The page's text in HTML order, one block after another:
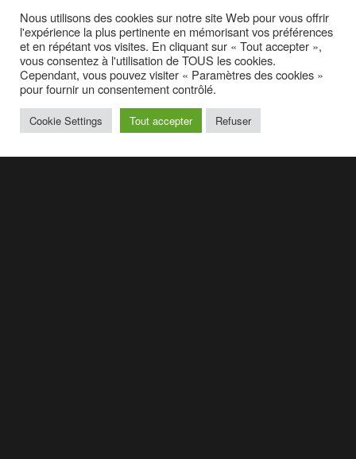
Nous utilisons des cookies sur notre site Web pour vous offrir
l'expérience la plus pertinente en mémorisant vos préférences
et en répétant vos visites. En cliquant sur « Tout accepter »,
vous consentez à l'utilisation de TOUS les cookies.
Cependant, vous pouvez visiter « Paramètres des cookies »
pour fournir un consentement contrôlé.
Cookie Settings Tout accepter Refuser